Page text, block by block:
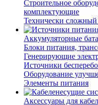
Строительное
комплектующие
Технически
Аккумуляторные
Блоки питания,
Генерирующие
Источники
Оборудование
Элементы питания
Аксессуары для